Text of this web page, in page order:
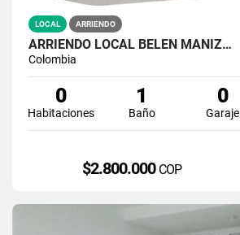
LOCAL ARRIENDO
ARRIENDO LOCAL BELEN MANIZ…
Colombia
0
Habitaciones
1
Baño
0
Garaje
$2.800.000 COP